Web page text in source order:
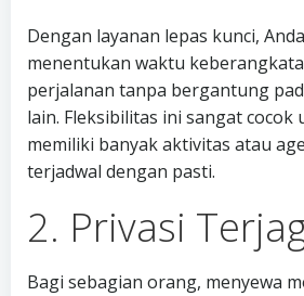
Dengan layanan lepas kunci,
menentukan waktu
perjalanan tanpa bergantung
lain. Fleksibilitas ini sangat cocok
memiliki banyak aktivitas atau
terjadwal dengan pasti.
2. Privasi
Bagi sebagian orang, menyewa